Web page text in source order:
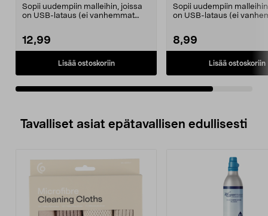
Sopii uudempiin malleihin, joissa
on USB-lataus (ei vanhemmat
12,99
Lisää ostoskoriin
Sopii uudempiin
on USB-lataus (ei
8,99
Lisää ostoskoriin
Tavalliset asiat epätavallisen edullisesti